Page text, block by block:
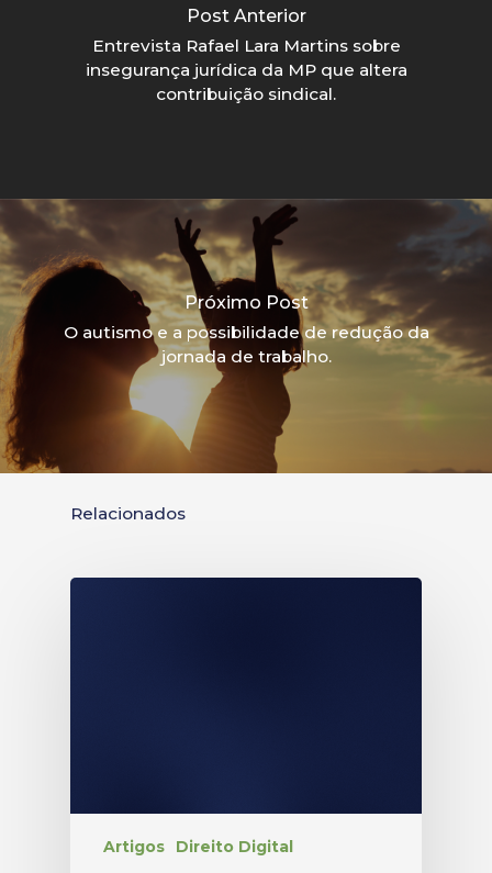
Post Anterior
Entrevista Rafael Lara Martins sobre
insegurança jurídica da MP que altera
contribuição sindical.
Próximo Post
O autismo e a possibilidade de redução da
jornada de trabalho.
Relacionados
Artigos Direito Digital